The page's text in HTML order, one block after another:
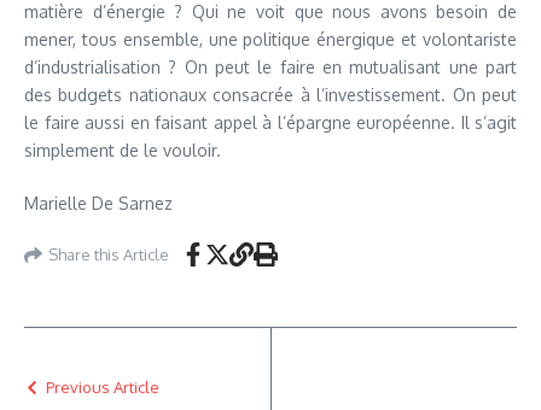
matière d’énergie ? Qui ne voit que nous avons besoin de
mener, tous ensemble, une politique énergique et volontariste
d’industrialisation ? On peut le faire en mutualisant une part
des budgets nationaux consacrée à l’investissement. On peut
le faire aussi en faisant appel à l’épargne européenne. Il s’agit
simplement de le vouloir.
Marielle De Sarnez
Share this Article
Previous Article